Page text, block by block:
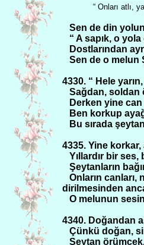
“ Onları atlı,
Sen de din
“ A sapık, o
Dostlarından
Sen de o melun
4330. “ Hele
Sağdan, soldan
Derken yine
Ben korkup
Bu sırada
4335. Yine korkar,
Yıllardır bir
Şeytanların
Onların
dirilmesinden
O melunun
4340. Doğandan
Çünkü doğan,
Şeytan